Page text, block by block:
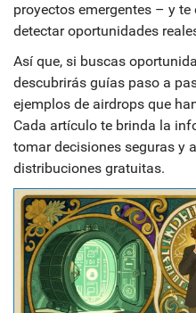
proyectos emergentes – y
detectar oportunidades
Así que, si buscas
descubrirás guías paso a
ejemplos de airdrops que
Cada artículo te brinda la
tomar decisiones seguras y
distribuciones gratuitas.